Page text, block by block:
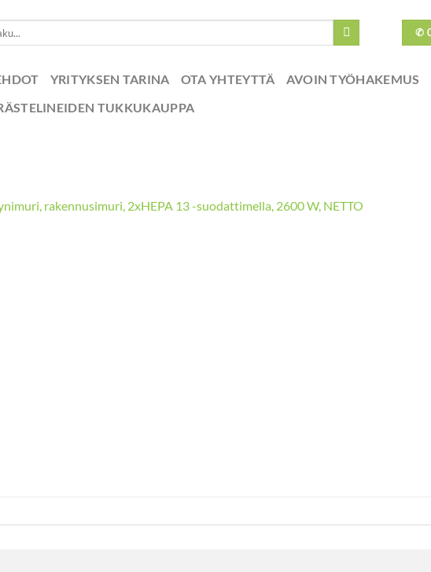
✆
YRITYKSEN TARINA OTA YHTEYTTÄ
AVOIN TYÖHAKEMUS
TUKKUKAUPPA
rakennusimuri, 2xHEPA 13 -suodattimella, 2600 W, NETTO